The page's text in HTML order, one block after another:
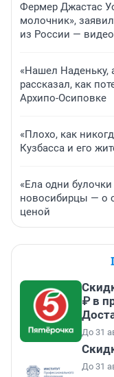
Фермер Джастас
молочник»,
из России — видео
«Нашел Наденьку,
рассказал, как
Архипо-Осиповке
«Плохо, как
Кузбасса и его
«Ела одни
новосибирцы — о
ценой
₽ в
До 31
До 31